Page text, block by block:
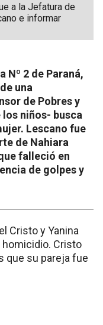
a la Jefatura de
e informar
Nº 2 de Paraná,
una
de Pobres y
niños- busca
Lescano fue
de Nahiara
falleció en
de golpes y
Cristo y Yanina
Cristo
que su pareja fue